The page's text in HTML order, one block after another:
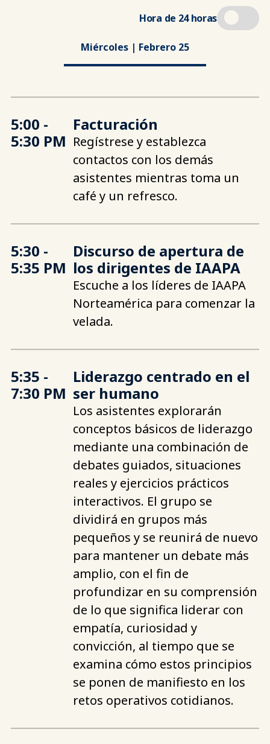
Hora de 24 horas
Miércoles | Febrero 25
5:00 -
5:30 PM
Facturación
Regístrese y establezca
contactos con los demás
asistentes mientras toma un
café y un refresco.
5:30 -
5:35 PM
Discurso de apertura de
los dirigentes de IAAPA
Escuche a los líderes de IAAPA
Norteamérica para comenzar la
velada.
5:35 -
7:30 PM
Liderazgo centrado en el
ser humano
Los asistentes explorarán
conceptos básicos de liderazgo
mediante una combinación de
debates guiados, situaciones
reales y ejercicios prácticos
interactivos. El grupo se
dividirá en grupos más
pequeños y se reunirá de nuevo
para mantener un debate más
amplio, con el fin de
profundizar en su comprensión
de lo que significa liderar con
empatía, curiosidad y
convicción, al tiempo que se
examina cómo estos principios
se ponen de manifiesto en los
retos operativos cotidianos.